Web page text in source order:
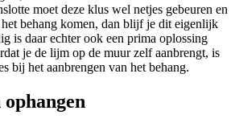
moet deze klus wel netjes gebeuren en
behang komen, dan blijf je dit eigenlijk
is daar echter ook een prima oplossing
je de lijm op de muur zelf aanbrengt, is
bij het aanbrengen van het behang.